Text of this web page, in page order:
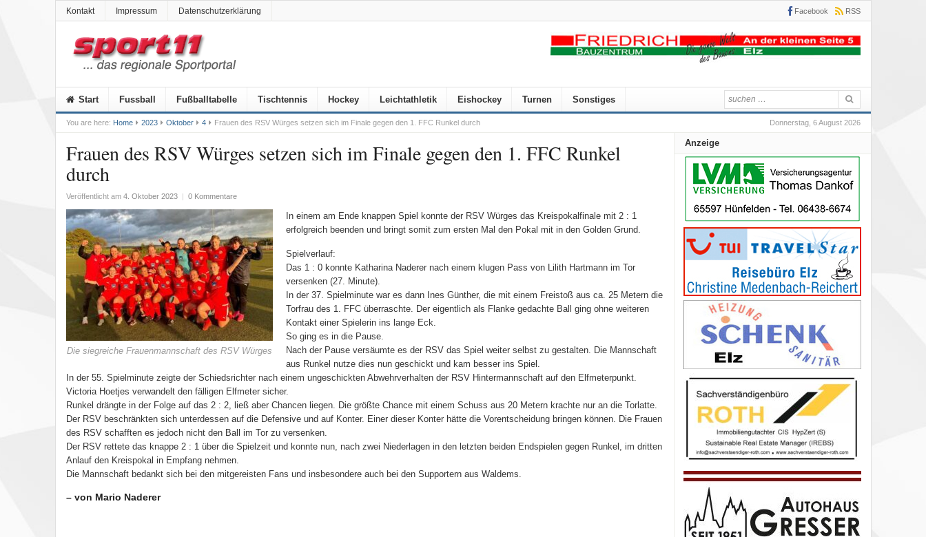
Kontakt Impressum Datenschutzerklärung Facebook RSS
Start Fussball Fußballtabelle Tischtennis Hockey Leichtathletik Eishockey Turnen Sonstiges
Donnerstag, 6 August 2026
You are here: Home 2023 Oktober 4 Frauen des RSV Würges setzen sich im Finale gegen den 1. FFC Runkel durch
Frauen des RSV Würges setzen sich im Finale gegen den 1. FFC Runkel
durch
Veröffentlicht am 4. Oktober 2023 | 0 Kommentare
Die siegreiche Frauenmannschaft des RSV Würges
In einem am Ende knappen Spiel konnte der RSV Würges das Kreispokalfinale mit 2 : 1
erfolgreich beenden und bringt somit zum ersten Mal den Pokal mit in den Golden Grund.
Spielverlauf:
Das 1 : 0 konnte Katharina Naderer nach einem klugen Pass von Lilith Hartmann im Tor
versenken (27. Minute).
In der 37. Spielminute war es dann Ines Günther, die mit einem Freistoß aus ca. 25 Metern die
Torfrau des 1. FFC überraschte. Der eigentlich als Flanke gedachte Ball ging ohne weiteren
Kontakt einer Spielerin ins lange Eck.
So ging es in die Pause.
Nach der Pause versäumte es der RSV das Spiel weiter selbst zu gestalten. Die Mannschaft
aus Runkel nutze dies nun geschickt und kam besser ins Spiel.
In der 55. Spielminute zeigte der Schiedsrichter nach einem ungeschickten Abwehrverhalten der RSV Hintermannschaft auf den Elfmeterpunkt.
Victoria Hoetjes verwandelt den fälligen Elfmeter sicher.
Runkel drängte in der Folge auf das 2 : 2, ließ aber Chancen liegen. Die größte Chance mit einem Schuss aus 20 Metern krachte nur an die Torlatte.
Der RSV beschränkten sich unterdessen auf die Defensive und auf Konter. Einer dieser Konter hätte die Vorentscheidung bringen können. Die Frauen
des RSV schafften es jedoch nicht den Ball im Tor zu versenken.
Der RSV rettete das knappe 2 : 1 über die Spielzeit und konnte nun, nach zwei Niederlagen in den letzten beiden Endspielen gegen Runkel, im dritten
Anlauf den Kreispokal in Empfang nehmen.
Die Mannschaft bedankt sich bei den mitgereisten Fans und insbesondere auch bei den Supportern aus Waldems.
– von Mario Naderer
Anzeige